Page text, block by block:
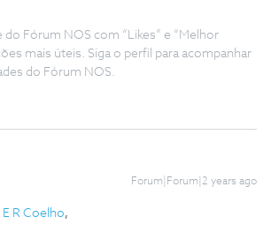
Fórum NOS com “Likes” e “Melhor
mais úteis. Siga o perfil para acompanhar
do Fórum NOS.
Forum|Forum|2 years ago
R Coelho,